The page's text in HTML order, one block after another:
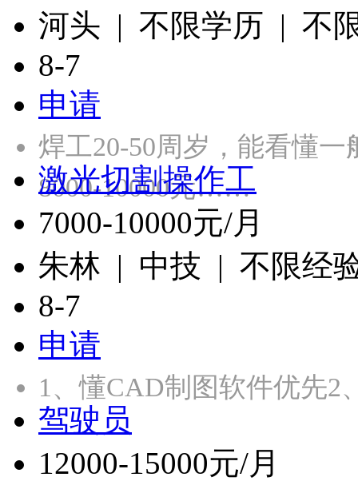
河头 | 不限学历 | 不
8-7
申请
焊工20-50周岁，能看懂
8000-10000元……
激光切割操作工
7000-10000元/月
朱林 | 中技 | 不限经
8-7
申请
1、懂CAD制图软件优先
驾驶员
12000-15000元/月